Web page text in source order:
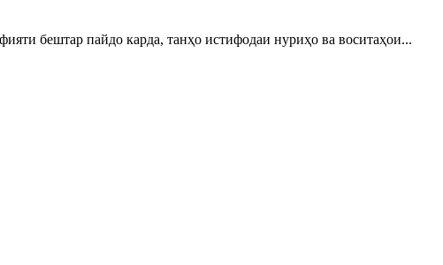
бештар пайдо карда, танҳо истифодаи нуриҳо ва воситаҳои...